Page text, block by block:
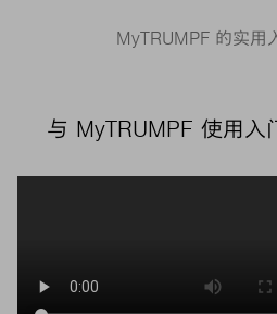
MyTRUMPF 的实用
与 MyTRUMPF 使用入